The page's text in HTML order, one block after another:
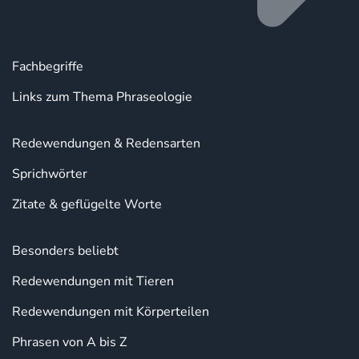
Fachbegriffe
Links zum Thema Phraseologie
Redewendungen & Redensarten
Sprichwörter
Zitate & geflügelte Worte
Besonders beliebt
Redewendungen mit Tieren
Redewendungen mit Körperteilen
Phrasen von A bis Z